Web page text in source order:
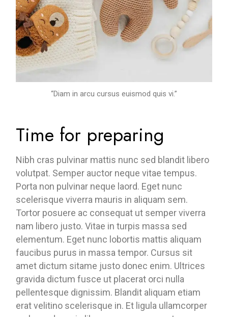
“Diam in arcu cursus euismod quis vi.”
Time for preparing
Nibh cras pulvinar mattis nunc sed blandit libero
volutpat. Semper auctor neque vitae tempus.
Porta non pulvinar neque laord. Eget nunc
scelerisque viverra mauris in aliquam sem.
Tortor posuere ac consequat ut semper viverra
nam libero justo. Vitae in turpis massa sed
elementum. Eget nunc lobortis mattis aliquam
faucibus purus in massa tempor. Cursus sit
amet dictum sitame justo donec enim. Ultrices
gravida dictum fusce ut placerat orci nulla
pellentesque dignissim. Blandit aliquam etiam
erat velitino scelerisque in. Et ligula ullamcorper